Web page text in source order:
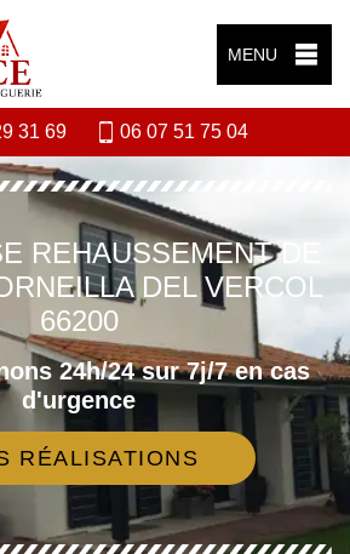
MENU
31 69 06 07 51 75 04
REHAUSSEMENT DE
DEL VERCOL
66200
24h/24 sur 7j/7 en cas
d'urgence
RÉALISATIONS